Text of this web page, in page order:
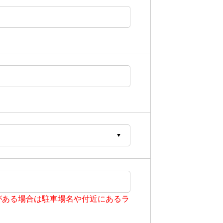
る場合は駐車場名や付近にあるラ